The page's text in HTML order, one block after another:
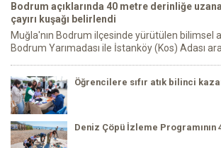
Bodrum açıklarında 40 metre derinliğe
çayırı kuşağı belirlendi
Muğla'nın Bodrum ilçesinde yürütülen bilimsel
Bodrum Yarımadası ile İstanköy (Kos) Adası
Öğrencilere sıfır atık bilinci
Deniz Çöpü İzleme Programının